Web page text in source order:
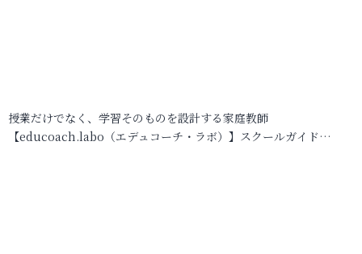
授業だけでなく、学習そのものを設計する家庭教師
【educoach.labo（エデュコーチ・ラボ）】スクールガイド…